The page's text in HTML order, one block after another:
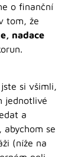
o finanční
tom, že
nadace
si všimli,
jednotlivé
a
se
(níže na